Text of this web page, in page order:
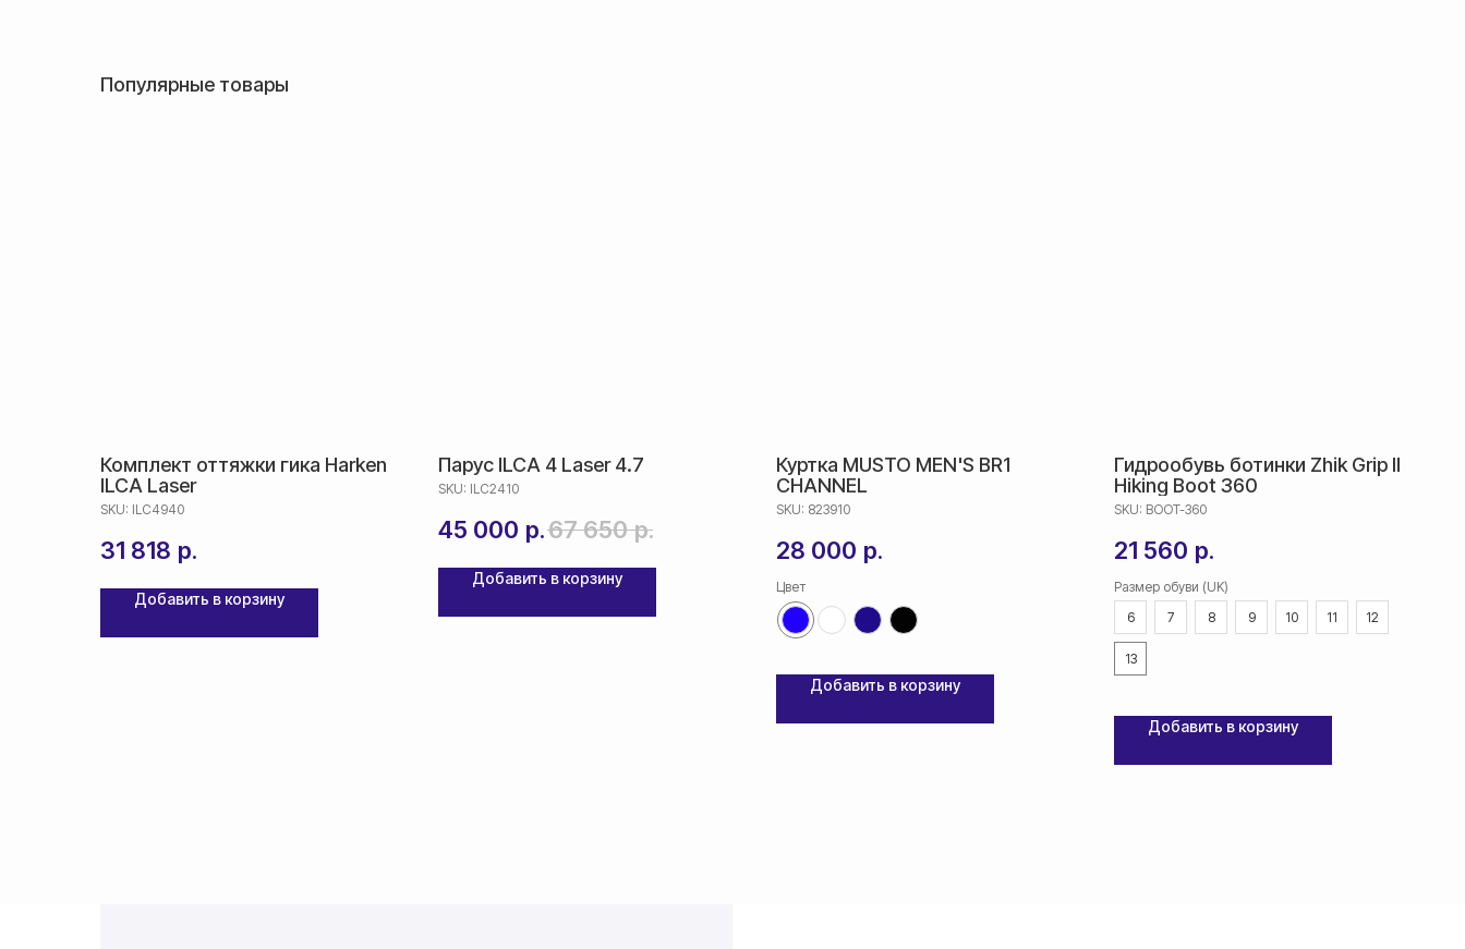
Популярные товары
Комплект оттяжки гика Harken
ILCA Laser
SKU: ILC4940
31 818 р.
Добавить в корзину
Парус ILCA 4 Laser 4.7
SKU: ILC2410
45 000 р.67 650 р.
Добавить в корзину
Куртка MUSTO MEN'S BR1
CHANNEL
SKU: 823910
28 000 р.
Цвет
Добавить в корзину
Гидрообувь ботинки Zhik Grip II
Hiking Boot 360
SKU: BOOT-360
21 560 р.
Размер обуви (UK)
6
7 8 9 10 11 12
13
Добавить в корзину